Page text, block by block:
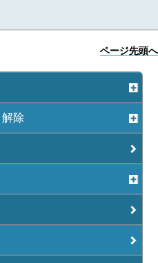
ページ先頭へ
除